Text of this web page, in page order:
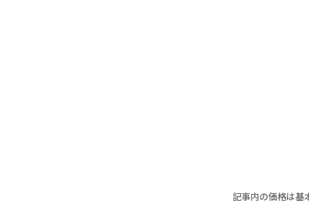
記事内の価格は基